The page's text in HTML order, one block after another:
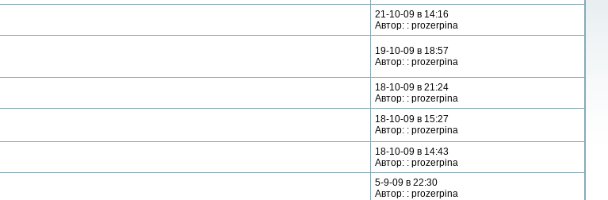
21-10-09 в 14:16
Автор: : prozerpina
19-10-09 в 18:57
Автор: : prozerpina
18-10-09 в 21:24
Автор: : prozerpina
18-10-09 в 15:27
Автор: : prozerpina
18-10-09 в 14:43
Автор: : prozerpina
5-9-09 в 22:30
Автор: : prozerpina